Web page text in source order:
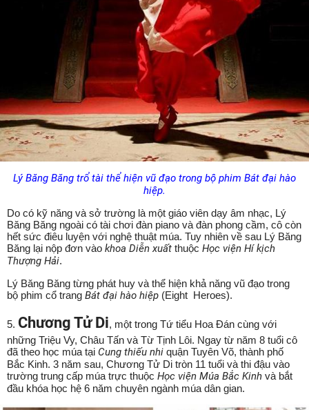
Lý Băng Băng trổ tài thể hiện vũ đạo trong bộ phim Bát đại hào
hiệp.
Do có kỹ năng và sở trường là một giáo viên dạy âm nhạc, Lý
Băng Băng ngoài có tài chơi đàn piano và đàn phong cầm, cô còn
hết sức điêu luyện với nghệ thuật múa. Tuy nhiên về sau Lý Băng
Băng lại nộp đơn vào khoa Diễn xuất thuộc Học viện Hí kịch
Thượng Hải.
Lý Băng Băng từng phát huy và thể hiện khả năng vũ đạo trong
bộ phim cổ trang Bát đại hào hiệp (Eight Heroes).
5. Chương Tử Di, một trong Tứ tiểu Hoa Đán cùng với
những Triệu Vy, Châu Tấn và Từ Tịnh Lôi. Ngay từ năm 8 tuổi cô
đã theo học múa tại Cung thiếu nhi quận Tuyên Võ, thành phố
Bắc Kinh. 3 năm sau, Chương Tử Di tròn 11 tuổi và thi đậu vào
trường trung cấp múa trực thuộc Học viện Múa Bắc Kinh và bắt
đầu khóa học hệ 6 năm chuyên ngành múa dân gian.